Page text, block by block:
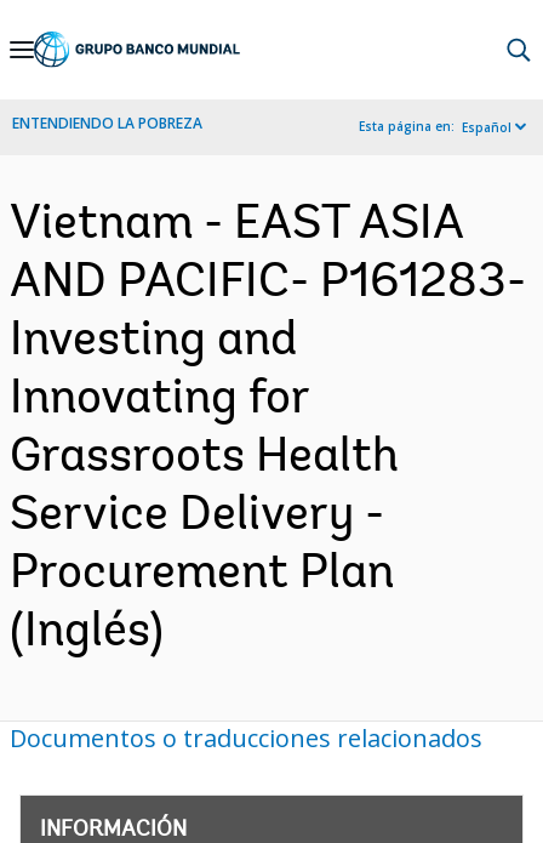
Skip
Navigation
ENTENDIENDO LA POBREZA Esta página en: Español
Vietnam - EAST ASIA
AND PACIFIC- P161283-
Investing and
Innovating for
Grassroots Health
Service Delivery -
Procurement Plan
(Inglés)
Documentos o traducciones relacionados
INFORMACIÓN